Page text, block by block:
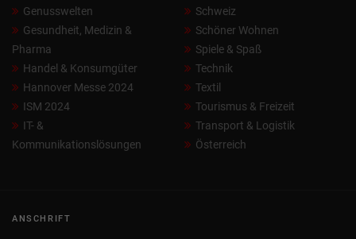
Genusswelten
Gesundheit, Medizin &
Pharma
Handel & Konsumgüter
Hannover Messe 2024
ISM 2024
IT- &
Kommunikationslösungen
Schweiz
Schöner Wohnen
Spiele & Spaß
Technik
Textil
Tourismus & Freizeit
Transport & Logistik
Österreich
ANSCHRIFT